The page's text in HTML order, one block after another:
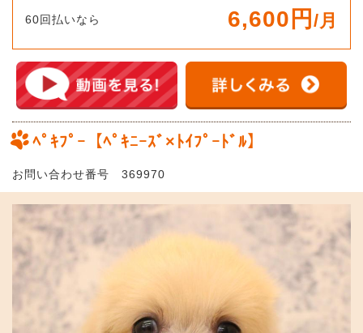
60回払いなら 6,600円 /月
ﾍﾟｷﾌﾟｰ【ﾍﾟｷﾆｰｽﾞ×ﾄｲﾌﾟｰﾄﾞﾙ】
お問い合わせ番号 369970